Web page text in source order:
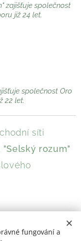
zajišťuje společnost
již 24 let.
společnost Oro
22 let.
síti
"Selský rozum"
fungování a